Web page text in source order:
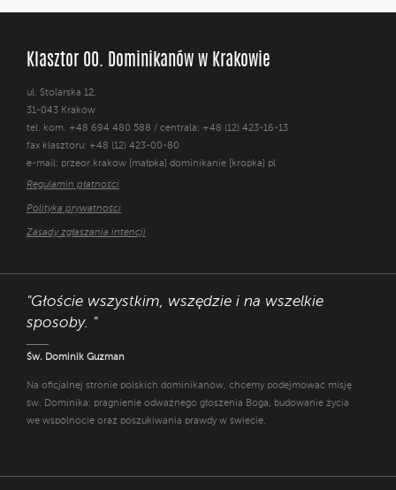
Klasztor OO. Dominikanów w Krakowie
ul. Stolarska 12,
31-043 Kraków
tel. kom. +48 694 480 588 / centrala: +48 (12) 423-16-13
fax klasztoru: +48 (12) 423-00-80
e-mail: przeor.krakow [małpka] dominikanie [kropka] pl
Regulamin płatności
Polityka prywatności
Zasady zgłaszania intencji
"Głoście wszystkim, wszędzie i na wszelkie
sposoby. "
Św. Dominik Guzman
Na oficjalnej stronie polskich dominikanów, chcemy podejmować misję
św. Dominika: pragnienie odważnego głoszenia Boga, budowanie życia
we wspólnocie oraz poszukiwania prawdy w świecie.